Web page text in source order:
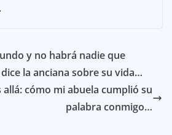
y no habrá nadie que
la anciana sobre su vida…
allá: cómo mi abuela cumplió su
palabra conmigo…